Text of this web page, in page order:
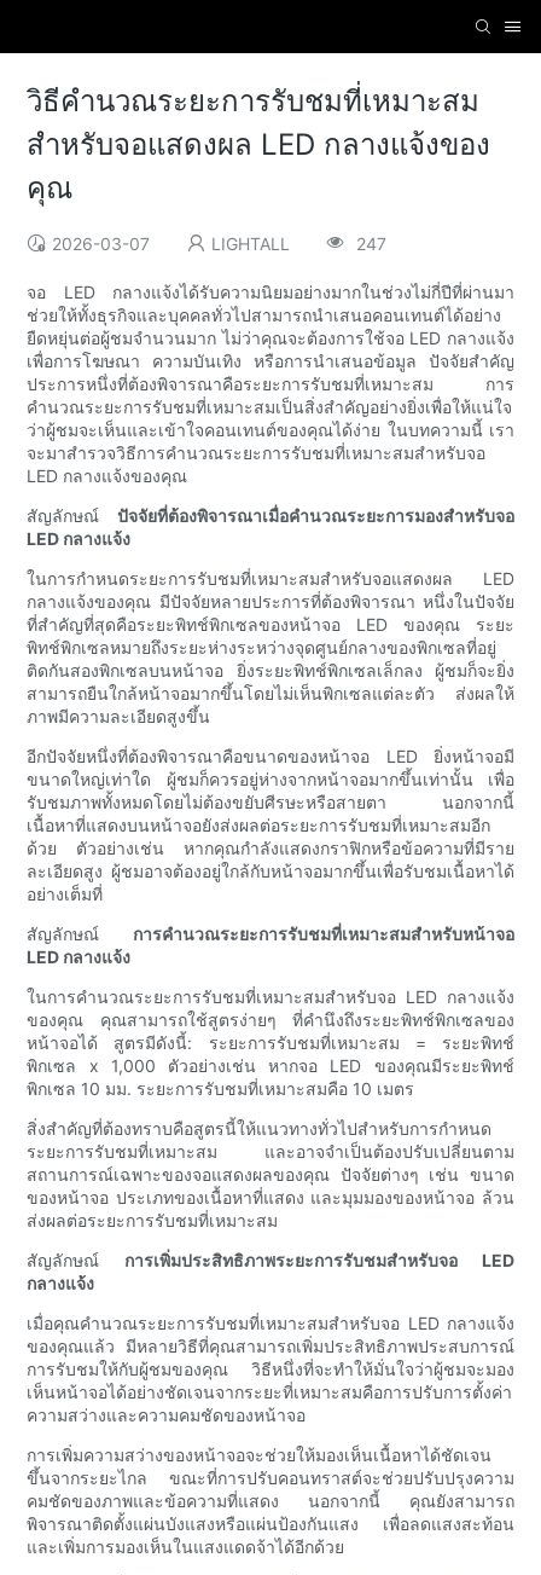
วิธีคำนวณระยะการรับชมที่เหมาะสม
สำหรับจอแสดงผล LED กลางแจ้งของ
คุณ
2026-03-07 LIGHTALL 247
จอ LED กลางแจ้งได้รับความนิยมอย่างมากในช่วงไม่กี่ปีที่ผ่านมา
ช่วยให้ทั้งธุรกิจและบุคคลทั่วไปสามารถนำเสนอคอนเทนต์ได้อย่าง
ยืดหยุ่นต่อผู้ชมจำนวนมาก ไม่ว่าคุณจะต้องการใช้จอ LED กลางแจ้ง
เพื่อการโฆษณา ความบันเทิง หรือการนำเสนอข้อมูล ปัจจัยสำคัญ
ประการหนึ่งที่ต้องพิจารณาคือระยะการรับชมที่เหมาะสม การ
คำนวณระยะการรับชมที่เหมาะสมเป็นสิ่งสำคัญอย่างยิ่งเพื่อให้แน่ใจ
ว่าผู้ชมจะเห็นและเข้าใจคอนเทนต์ของคุณได้ง่าย ในบทความนี้ เรา
จะมาสำรวจวิธีการคำนวณระยะการรับชมที่เหมาะสมสำหรับจอ
LED กลางแจ้งของคุณ
สัญลักษณ์ ปัจจัยที่ต้องพิจารณาเมื่อคำนวณระยะการมองสำหรับจอ
LED กลางแจ้ง
ในการกำหนดระยะการรับชมที่เหมาะสมสำหรับจอแสดงผล LED
กลางแจ้งของคุณ มีปัจจัยหลายประการที่ต้องพิจารณา หนึ่งในปัจจัย
ที่สำคัญที่สุดคือระยะพิทช์พิกเซลของหน้าจอ LED ของคุณ ระยะ
พิทช์พิกเซลหมายถึงระยะห่างระหว่างจุดศูนย์กลางของพิกเซลที่อยู่
ติดกันสองพิกเซลบนหน้าจอ ยิ่งระยะพิทช์พิกเซลเล็กลง ผู้ชมก็จะยิ่ง
สามารถยืนใกล้หน้าจอมากขึ้นโดยไม่เห็นพิกเซลแต่ละตัว ส่งผลให้
ภาพมีความละเอียดสูงขึ้น
อีกปัจจัยหนึ่งที่ต้องพิจารณาคือขนาดของหน้าจอ LED ยิ่งหน้าจอมี
ขนาดใหญ่เท่าใด ผู้ชมก็ควรอยู่ห่างจากหน้าจอมากขึ้นเท่านั้น เพื่อ
รับชมภาพทั้งหมดโดยไม่ต้องขยับศีรษะหรือสายตา นอกจากนี้
เนื้อหาที่แสดงบนหน้าจอยังส่งผลต่อระยะการรับชมที่เหมาะสมอีก
ด้วย ตัวอย่างเช่น หากคุณกำลังแสดงกราฟิกหรือข้อความที่มีราย
ละเอียดสูง ผู้ชมอาจต้องอยู่ใกล้กับหน้าจอมากขึ้นเพื่อรับชมเนื้อหาได้
อย่างเต็มที่
สัญลักษณ์ การคำนวณระยะการรับชมที่เหมาะสมสำหรับหน้าจอ
LED กลางแจ้ง
ในการคำนวณระยะการรับชมที่เหมาะสมสำหรับจอ LED กลางแจ้ง
ของคุณ คุณสามารถใช้สูตรง่ายๆ ที่คำนึงถึงระยะพิทช์พิกเซลของ
หน้าจอได้ สูตรมีดังนี้: ระยะการรับชมที่เหมาะสม = ระยะพิทช์
พิกเซล x 1,000 ตัวอย่างเช่น หากจอ LED ของคุณมีระยะพิทช์
พิกเซล 10 มม. ระยะการรับชมที่เหมาะสมคือ 10 เมตร
สิ่งสำคัญที่ต้องทราบคือสูตรนี้ให้แนวทางทั่วไปสำหรับการกำหนด
ระยะการรับชมที่เหมาะสม และอาจจำเป็นต้องปรับเปลี่ยนตาม
สถานการณ์เฉพาะของจอแสดงผลของคุณ ปัจจัยต่างๆ เช่น ขนาด
ของหน้าจอ ประเภทของเนื้อหาที่แสดง และมุมมองของหน้าจอ ล้วน
ส่งผลต่อระยะการรับชมที่เหมาะสม
สัญลักษณ์ การเพิ่มประสิทธิภาพระยะการรับชมสำหรับจอ LED
กลางแจ้ง
เมื่อคุณคำนวณระยะการรับชมที่เหมาะสมสำหรับจอ LED กลางแจ้ง
ของคุณแล้ว มีหลายวิธีที่คุณสามารถเพิ่มประสิทธิภาพประสบการณ์
การรับชมให้กับผู้ชมของคุณ วิธีหนึ่งที่จะทำให้มั่นใจว่าผู้ชมจะมอง
เห็นหน้าจอได้อย่างชัดเจนจากระยะที่เหมาะสมคือการปรับการตั้งค่า
ความสว่างและความคมชัดของหน้าจอ
การเพิ่มความสว่างของหน้าจอจะช่วยให้มองเห็นเนื้อหาได้ชัดเจน
ขึ้นจากระยะไกล ขณะที่การปรับคอนทราสต์จะช่วยปรับปรุงความ
คมชัดของภาพและข้อความที่แสดง นอกจากนี้ คุณยังสามารถ
พิจารณาติดตั้งแผ่นบังแสงหรือแผ่นป้องกันแสง เพื่อลดแสงสะท้อน
และเพิ่มการมองเห็นในแสงแดดจ้าได้อีกด้วย